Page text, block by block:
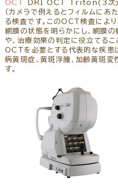
OCT
DRI OCT Triton(3次元
（カメラで例えるとフィルムにあ
る検査です。このOCT検査によ
網膜の状態を明らかにし、網膜
や、治療効果の判定に役立てるこ
OCTを必要とする代表的な疾患
病黄斑症、黄斑浮腫、加齢黄斑変
す。